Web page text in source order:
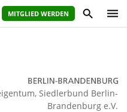
MITGLIED WERDEN
Siedlerbund Berlin-
Brandenburg e.V.